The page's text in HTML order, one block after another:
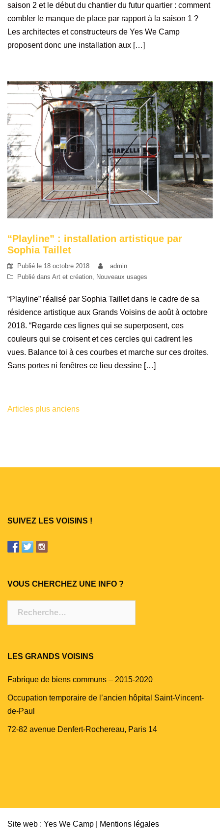
saison 2 et le début du chantier du futur quartier : comment
combler le manque de place par rapport à la saison 1 ?
Les architectes et constructeurs de Yes We Camp
proposent donc une installation aux […]
“Playline” : installation artistique par
Sophia Taillet
Publié le 18 octobre 2018
admin
Publié dans Art et création, Nouveaux usages
“Playline” réalisé par Sophia Taillet dans le cadre de sa
résidence artistique aux Grands Voisins de août à octobre
2018. “Regarde ces lignes qui se superposent, ces
couleurs qui se croisent et ces cercles qui cadrent les
vues. Balance toi à ces courbes et marche sur ces droites.
Sans portes ni fenêtres ce lieu dessine […]
Navigation
Articles plus anciens
SUIVEZ LES VOISINS !
VOUS CHERCHEZ UNE INFO ?
LES GRANDS VOISINS
Fabrique de biens communs – 2015-2020
Occupation temporaire de l’ancien hôpital Saint-Vincent-
de-Paul
72-82 avenue Denfert-Rochereau, Paris 14
Site web : Yes We Camp | Mentions légales